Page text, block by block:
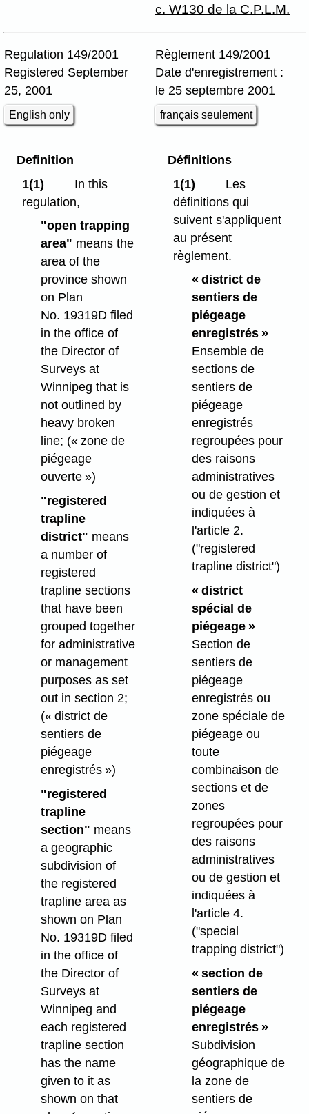
c. W130 de la C.P.L.M.
Regulation 149/2001
Registered September
25, 2001
English only
Règlement 149/2001
Date d'enregistrement :
le 25 septembre 2001
français seulement
Definition
1(1)
In this
regulation,
"open trapping
area" means the
area of the
province shown
on Plan
No. 19319D filed
in the office of
the Director of
Surveys at
Winnipeg that is
not outlined by
heavy broken
line; (« zone de
piégeage
ouverte »)
"registered
trapline
district" means
a number of
registered
trapline sections
that have been
grouped together
for administrative
or management
purposes as set
out in section 2;
(« district de
sentiers de
piégeage
enregistrés »)
"registered
trapline
section" means
a geographic
subdivision of
the registered
trapline area as
shown on Plan
No. 19319D filed
in the office of
the Director of
Surveys at
Winnipeg and
each registered
trapline section
has the name
given to it as
shown on that
Définitions
1(1)
Les
définitions qui
suivent s'appliquent
au présent
règlement.
« district de
sentiers de
piégeage
enregistrés »
Ensemble de
sections de
sentiers de
piégeage
enregistrés
regroupées pour
des raisons
administratives
ou de gestion et
indiquées à
l'article 2.
("registered
trapline district")
« district
spécial de
piégeage »
Section de
sentiers de
piégeage
enregistrés ou
zone spéciale de
piégeage ou
toute
combinaison de
sections et de
zones
regroupées pour
des raisons
administratives
ou de gestion et
indiquées à
l'article 4.
("special
trapping district")
« section de
sentiers de
piégeage
enregistrés »
Subdivision
géographique de
la zone de
sentiers de